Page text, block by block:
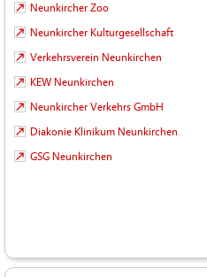
Neunkircher Zoo
Neunkircher Kulturgesellschaft
Verkehrsverein Neunkirchen
KEW Neunkirchen
Neunkircher Verkehrs GmbH
Diakonie Klinikum Neunkirchen
GSG Neunkirchen